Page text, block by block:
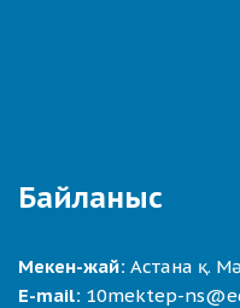
Байланыс
Мекен-жай: Астана қ.
E-mail: 10mektep-